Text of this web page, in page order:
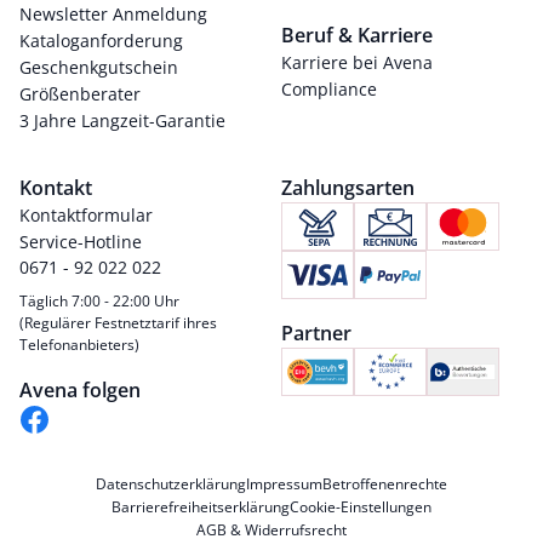
Newsletter Anmeldung
Kataloganforderung
Geschenkgutschein
Größenberater
3 Jahre Langzeit-Garantie
Beruf & Karriere
Karriere bei Avena
Compliance
Kontakt
Kontaktformular
Service-Hotline
0671 - 92 022 022
Täglich 7:00 - 22:00 Uhr
(Regulärer Festnetztarif ihres
Telefonanbieters)
Avena folgen
Zahlungsarten
Partner
DatenschutzerklärungImpressumBetroffenenrechte
BarrierefreiheitserklärungCookie-Einstellungen
AGB & Widerrufsrecht